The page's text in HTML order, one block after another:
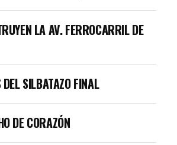
LA AV. FERROCARRIL DE
DEL SILBATAZO FINAL
DE CORAZÓN